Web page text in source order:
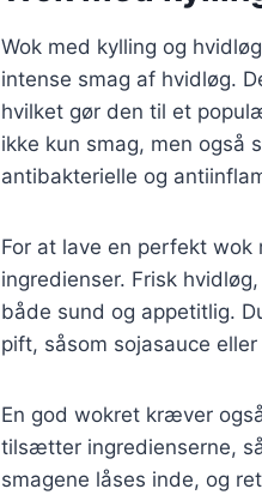
Wok med kylling og
intense smag af hvidløg.
hvilket gør den til et
ikke kun smag, men også
antibakterielle og
For at lave en perfekt
ingredienser. Frisk
både sund og appetitlig.
pift, såsom sojasauce
En god wokret kræver
tilsætter ingredienserne,
smagene låses inde, og